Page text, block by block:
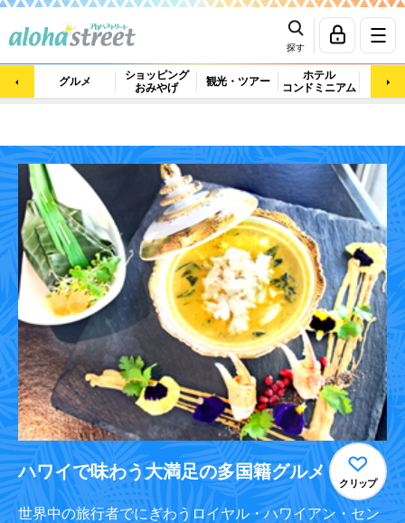
探す
グルメ
ショッピング
おみやげ
観光・ツアー
ホテル
コンドミニアム
マッ
ハワイで味わう大満足の多国籍グルメ
クリップ
世界中の旅行者でにぎわうロイヤル・ハワイアン・セン